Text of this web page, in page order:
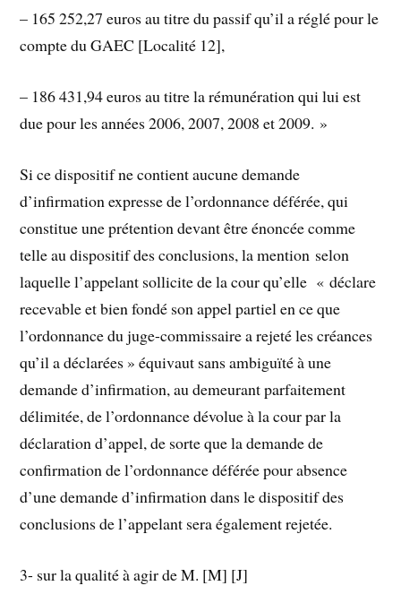
– 165 252,27 euros au titre du passif qu’il a réglé pour le
compte du GAEC [Localité 12],
– 186 431,94 euros au titre la rémunération qui lui est
due pour les années 2006, 2007, 2008 et 2009. »
Si ce dispositif ne contient aucune demande
d’infirmation expresse de l’ordonnance déférée, qui
constitue une prétention devant être énoncée comme
telle au dispositif des conclusions, la mention selon
laquelle l’appelant sollicite de la cour qu’elle « déclare
recevable et bien fondé son appel partiel en ce que
l’ordonnance du juge-commissaire a rejeté les créances
qu’il a déclarées » équivaut sans ambiguïté à une
demande d’infirmation, au demeurant parfaitement
délimitée, de l’ordonnance dévolue à la cour par la
déclaration d’appel, de sorte que la demande de
confirmation de l’ordonnance déférée pour absence
d’une demande d’infirmation dans le dispositif des
conclusions de l’appelant sera également rejetée.
3- sur la qualité à agir de M. [M] [J]